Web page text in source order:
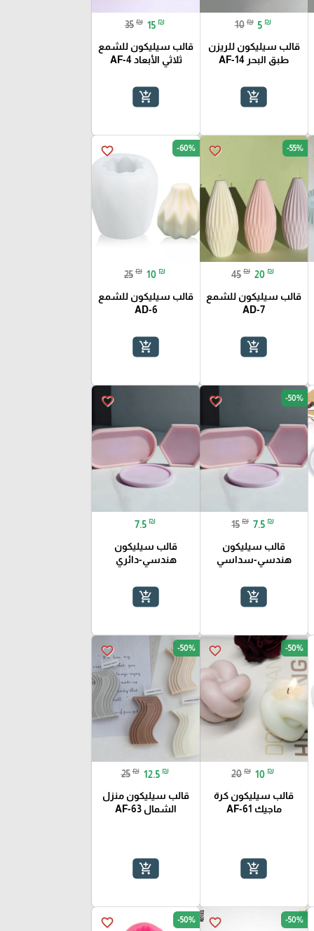
10 ₪ 5 ₪
قالب سيليكون للريزن
طبق البحر AF-14
add_shopping_cart
35 ₪ 15 ₪
قالب سيليكون للشمع
ثلاثي الأبعاد AF-4
add_shopping_cart
favorite_border -55%
45 ₪ 20 ₪
قالب سيليكون للشمع
AD-7
add_shopping_cart
favorite_border -60%
25 ₪ 10 ₪
قالب سيليكون للشمع
AD-6
add_shopping_cart
favorite_border -50%
15 ₪ 7.5 ₪
قالب سيليكون
هندسي-سداسي
add_shopping_cart
favorite_border
7.5 ₪
قالب سيليكون
هندسي-دائري
add_shopping_cart
favorite_border -50%
20 ₪ 10 ₪
قالب سيليكون كرة
ماجيك AF-61
add_shopping_cart
favorite_border -50%
25 ₪ 12.5 ₪
قالب سيليكون منزل
الشمال AF-63
add_shopping_cart
favorite_border -50%
favorite_border -50%